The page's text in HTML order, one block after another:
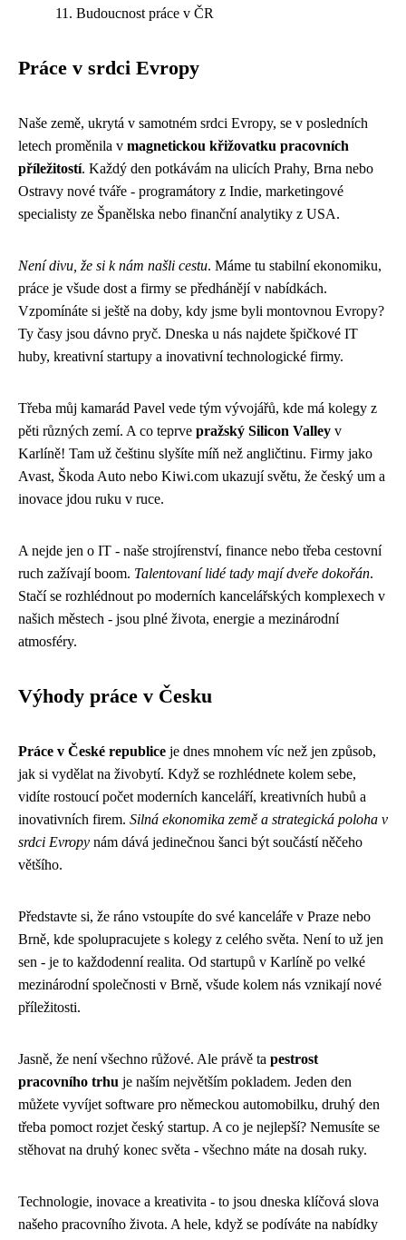
Budoucnost práce v ČR
Práce v srdci Evropy
Naše země, ukrytá v samotném srdci Evropy, se v posledních
letech proměnila v magnetickou křižovatku pracovních
příležitostí. Každý den potkávám na ulicích Prahy, Brna nebo
Ostravy nové tváře - programátory z Indie, marketingové
specialisty ze Španělska nebo finanční analytiky z USA.
Není divu, že si k nám našli cestu. Máme tu stabilní ekonomiku,
práce je všude dost a firmy se předhánějí v nabídkách.
Vzpomínáte si ještě na doby, kdy jsme byli montovnou Evropy?
Ty časy jsou dávno pryč. Dneska u nás najdete špičkové IT
huby, kreativní startupy a inovativní technologické firmy.
Třeba můj kamarád Pavel vede tým vývojářů, kde má kolegy z
pěti různých zemí. A co teprve pražský Silicon Valley v
Karlíně! Tam už češtinu slyšíte míň než angličtinu. Firmy jako
Avast, Škoda Auto nebo Kiwi.com ukazují světu, že český um a
inovace jdou ruku v ruce.
A nejde jen o IT - naše strojírenství, finance nebo třeba cestovní
ruch zažívají boom. Talentovaní lidé tady mají dveře dokořán.
Stačí se rozhlédnout po moderních kancelářských komplexech v
našich městech - jsou plné života, energie a mezinárodní
atmosféry.
Výhody práce v Česku
Práce v České republice je dnes mnohem víc než jen způsob,
jak si vydělat na živobytí. Když se rozhlédnete kolem sebe,
vidíte rostoucí počet moderních kanceláří, kreativních hubů a
inovativních firem. Silná ekonomika země a strategická poloha v
srdci Evropy nám dává jedinečnou šanci být součástí něčeho
většího.
Představte si, že ráno vstoupíte do své kanceláře v Praze nebo
Brně, kde spolupracujete s kolegy z celého světa. Není to už jen
sen - je to každodenní realita. Od startupů v Karlíně po velké
mezinárodní společnosti v Brně, všude kolem nás vznikají nové
příležitosti.
Jasně, že není všechno růžové. Ale právě ta pestrost
pracovního trhu je naším největším pokladem. Jeden den
můžete vyvíjet software pro německou automobilku, druhý den
třeba pomoct rozjet český startup. A co je nejlepší? Nemusíte se
stěhovat na druhý konec světa - všechno máte na dosah ruky.
Technologie, inovace a kreativita - to jsou dneska klíčová slova
našeho pracovního života. A hele, když se podíváte na nabídky